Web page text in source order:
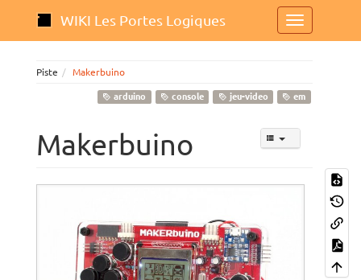
WIKI Les Portes Logiques
Piste Makerbuino
arduino console jeu-video em
Makerbuino